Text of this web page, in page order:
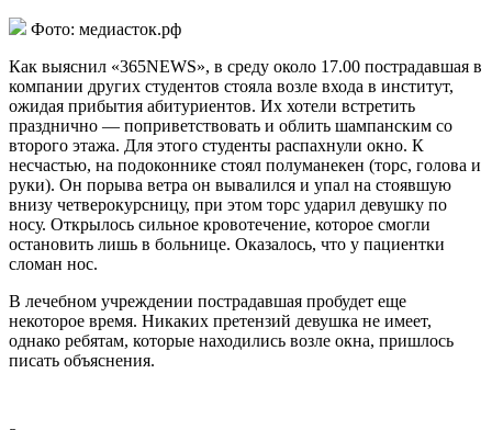
Фото: медиасток.рф
Как выяснил «365NEWS», в среду около 17.00 пострадавшая в
компании других студентов стояла возле входа в институт,
ожидая прибытия абитуриентов. Их хотели встретить
празднично — поприветствовать и облить шампанским со
второго этажа. Для этого студенты распахнули окно. К
несчастью, на подоконнике стоял полуманекен (торс, голова и
руки). Он порыва ветра он вывалился и упал на стоявшую
внизу четверокурсницу, при этом торс ударил девушку по
носу. Открылось сильное кровотечение, которое смогли
остановить лишь в больнице. Оказалось, что у пациентки
сломан нос.
В лечебном учреждении пострадавшая пробудет еще
некоторое время. Никаких претензий девушка не имеет,
однако ребятам, которые находились возле окна, пришлось
писать объяснения.